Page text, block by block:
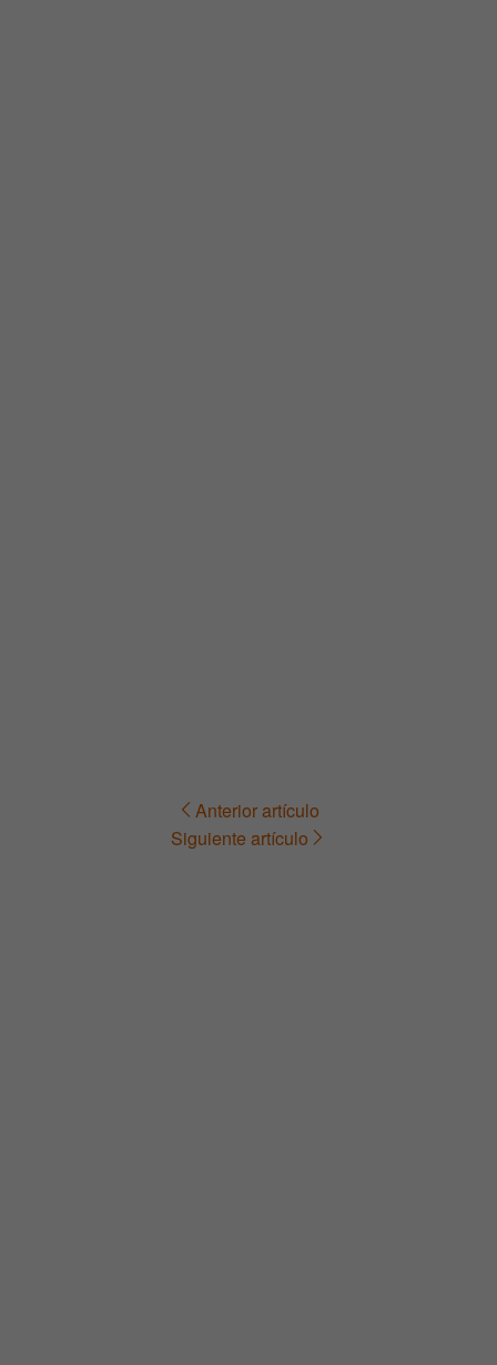
Navegación Anterior artículo
Siguiente artículo